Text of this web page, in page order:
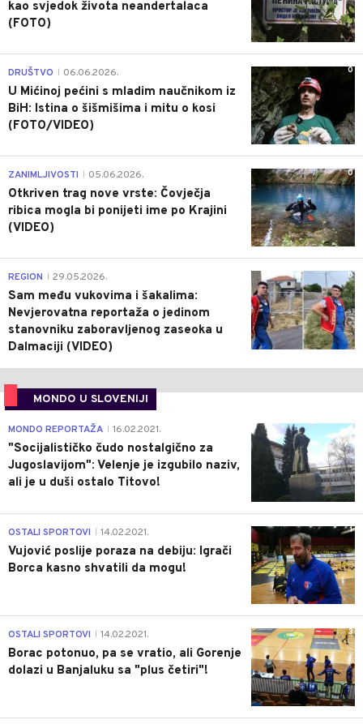
kao svjedok života neandertalaca
(FOTO)
0
DRUŠTVO 06.06.2026.
U Mićinoj pećini s mladim naučnikom iz
BiH: Istina o šišmišima i mitu o kosi
(FOTO/VIDEO)
0
ZANIMLJIVOSTI 05.06.2026.
Otkriven trag nove vrste: Čovječja
ribica mogla bi ponijeti ime po Krajini
(VIDEO)
0
REGION 29.05.2026.
Sam među vukovima i šakalima:
Nevjerovatna reportaža o jedinom
stanovniku zaboravljenog zaseoka u
Dalmaciji (VIDEO)
MONDO U SLOVENIJI
4
MONDO REPORTAŽA 16.02.2021.
"Socijalističko čudo nostalgično za
Jugoslavijom": Velenje je izgubilo naziv,
ali je u duši ostalo Titovo!
1
OSTALI SPORTOVI 14.02.2021.
Vujović poslije poraza na debiju: Igrači
Borca kasno shvatili da mogu!
3
OSTALI SPORTOVI 14.02.2021.
Borac potonuo, pa se vratio, ali Gorenje
dolazi u Banjaluku sa "plus četiri"!